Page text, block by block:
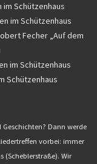
Schützenhaus
im Schützenhaus
Fecher „Auf dem
im Schützenhaus
Schützenhaus
Dann werde
vorbei: immer
(Scheblerstraße). Wir